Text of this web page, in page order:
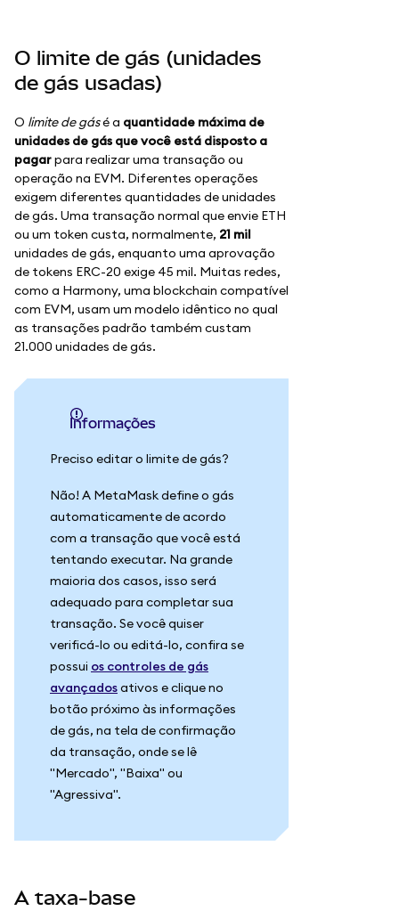
O limite de gás (unidades
de gás usadas)
O limite de gásé a quantidade máxima de
unidades de gás que você está disposto a
pagarpara realizar uma transação ou
operação na EVM. Diferentes operações
exigem diferentes quantidades de unidades
de gás. Uma transação normal que envie ETH
ou um token custa, normalmente, 21 mil
unidades de gás, enquanto uma aprovação
de tokens ERC-20 exige 45 mil. Muitas redes,
como a Harmony, uma blockchain compatível
com EVM, usam um modelo idêntico no qual
as transações padrão também custam
21.000 unidades de gás.
informações
Preciso editar o limite de gás?
Não! A MetaMask define o gás
automaticamente de acordo
com a transação que você está
tentando executar. Na grande
maioria dos casos, isso será
adequado para completar sua
transação. Se você quiser
verificá-lo ou editá-lo, confira se
possui os controles de gás
avançadosativos e clique no
botão próximo às informações
de gás, na tela de confirmação
da transação, onde se lê
"Mercado", "Baixa" ou
"Agressiva".
A taxa-base